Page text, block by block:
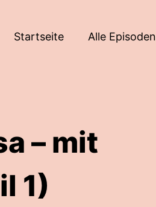
Startseite Alle Episoden
– mit
1)